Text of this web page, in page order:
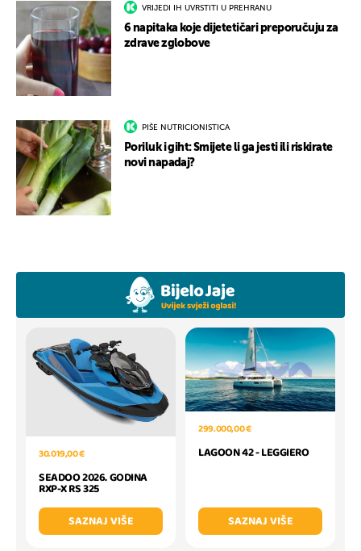
VRIJEDI IH UVRSTITI U PREHRANU
6 napitaka koje dijetetičari preporučuju za
zdrave zglobove
PIŠE NUTRICIONISTICA
Poriluk i giht: Smijete li ga jesti ili riskirate
novi napadaj?
30.019,00 €
SEADOO 2026. GODINA
RXP-X RS 325
SAZNAJ VIŠE
299.000,00 €
LAGOON 42 - LEGGIERO
SAZNAJ VIŠE